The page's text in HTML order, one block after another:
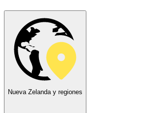
Nueva Zelanda y regiones